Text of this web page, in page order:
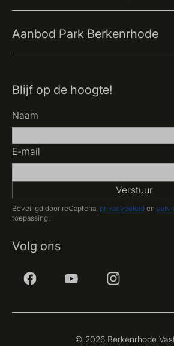
Aanbod Park Berkenrhode
Blijf op de hoogte!
Naam
E-mail
Verstuur
Beveiligd door reCaptcha, privacybeleid en
toepassing.
Volg ons
© 2026 Berkenrhode